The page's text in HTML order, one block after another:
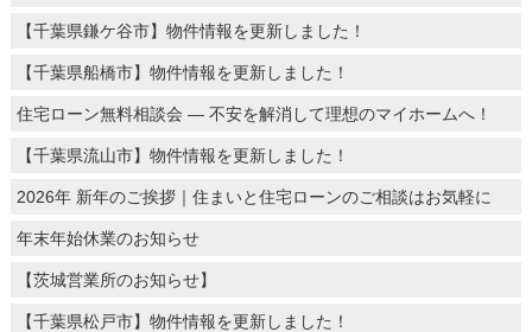
【千葉県鎌ケ谷市】物件情報を更新しました！
【千葉県船橋市】物件情報を更新しました！
住宅ローン無料相談会 ― 不安を解消して理想のマイホームへ！
【千葉県流山市】物件情報を更新しました！
2026年 新年のご挨拶｜住まいと住宅ローンのご相談はお気軽に
年末年始休業のお知らせ
【茨城営業所のお知らせ】
【千葉県松戸市】物件情報を更新しました！